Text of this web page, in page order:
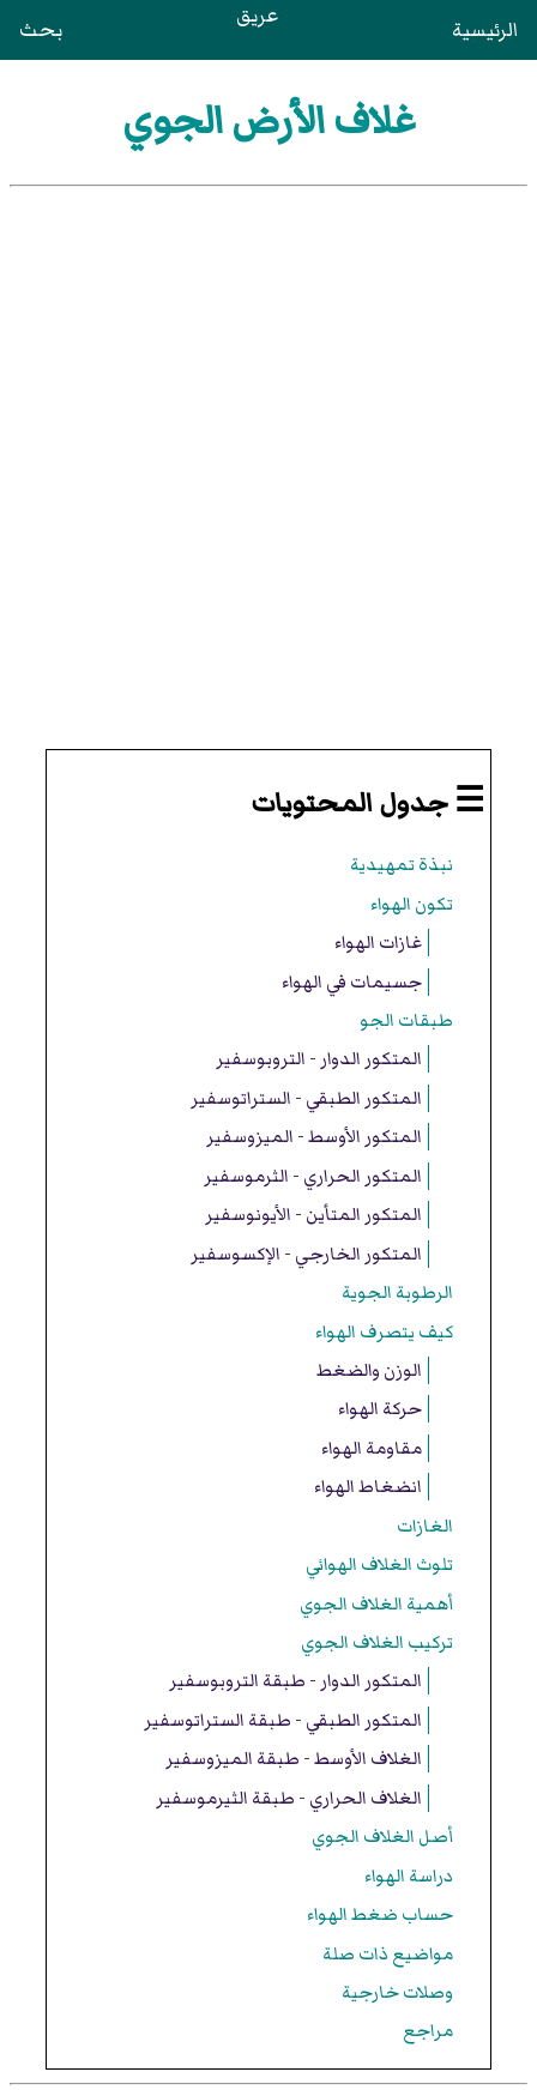
الرئيسية عريق بحث
غلاف الأرض الجوي
☰ جدول المحتويات
نبذة تمهيدية
تكون الهواء
غازات الهواء
جسيمات في الهواء
طبقات الجو
المتكور الدوار - التروبوسفير
المتكور الطبقي - الستراتوسفير
المتكور الأوسط - الميزوسفير
المتكور الحراري - الثرموسفير
المتكور المتأين - الأيونوسفير
المتكور الخارجي - الإكسوسفير
الرطوبة الجوية
كيف يتصرف الهواء
الوزن والضغط
حركة الهواء
مقاومة الهواء
انضغاط الهواء
الغازات
تلوث الغلاف الهوائي
أهمية الغلاف الجوي
تركيب الغلاف الجوي
المتكور الدوار - طبقة التروبوسفير
المتكور الطبقي - طبقة الستراتوسفير
الغلاف الأوسط - طبقة الميزوسفير
الغلاف الحراري - طبقة الثيرموسفير
أصل الغلاف الجوي
دراسة الهواء
حساب ضغط الهواء
مواضيع ذات صلة
وصلات خارجية
مراجع